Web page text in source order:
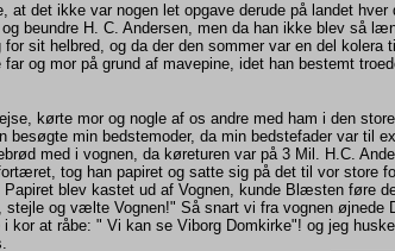
at det ikke var nogen let opgave derude på landet
beundre H. C. Andersen, men da han ikke blev så
sit helbred, og da der den sommer var en del kolera
og mor på grund af mavepine, idet han bestemt
kørte mor og nogle af os andre med ham i den
besøgte min bedstemoder, da min bedstefader var til
med i vognen, da køreturen var på 3 Mil. H.C.
tog han papiret og satte sig på det til vor store
blev kastet ud af Vognen, kunde Blæsten føre
stejle og vælte Vognen!" Så snart vi fra vognen øjnede
i kor at råbe: " Vi kan se Viborg Domkirke"! og jeg